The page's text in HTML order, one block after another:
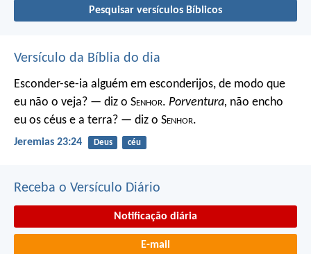
Pesquisar versículos Bíblicos
Versículo da Bíblia do dia
Esconder-se-ia alguém em esconderijos, de modo que
eu não o veja? — diz o Senhor. Porventura, não encho
eu os céus e a terra? — diz o Senhor.
Jeremias 23:24 Deus céu
Receba o Versículo Diário
Notificação diária
E-mail